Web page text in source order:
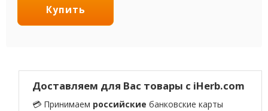
Купить
Доставляем для Вас товары с iHerb.com
💳 Принимаем российские банковские карты